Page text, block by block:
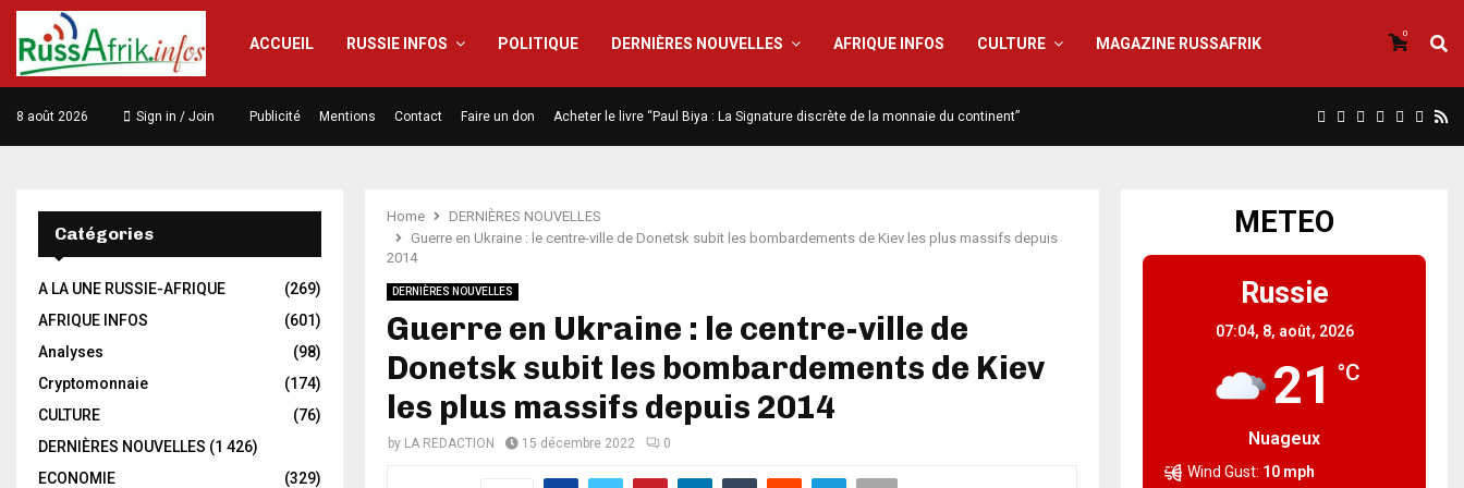
ACCUEIL RUSSIE INFOS POLITIQUE DERNIÈRES NOUVELLES AFRIQUE INFOS CULTURE MAGAZINE RUSSAFRIK
0
8 août 2026 Sign in / Join Publicité Mentions Contact Faire un don Acheter le livre “Paul Biya : La Signature discrète de la monnaie du continent”
Home
DERNIÈRES NOUVELLES
Guerre en Ukraine : le centre-ville de Donetsk subit les bombardements de Kiev les plus massifs depuis
2014
DERNIÈRES NOUVELLES
Guerre en Ukraine : le centre-ville de
Donetsk subit les bombardements de Kiev
les plus massifs depuis 2014
by LA REDACTION 15 décembre 2022 0
Catégories
A LA UNE RUSSIE-AFRIQUE
(269)
AFRIQUE INFOS
(601)
Analyses
(98)
Cryptomonnaie
(174)
CULTURE
(76)
DERNIÈRES NOUVELLES (1 426)
ECONOMIE
(329)
METEO
Russie
07:04, 8, août, 2026
21 °C
Nuageux
Wind Gust: 10 mph